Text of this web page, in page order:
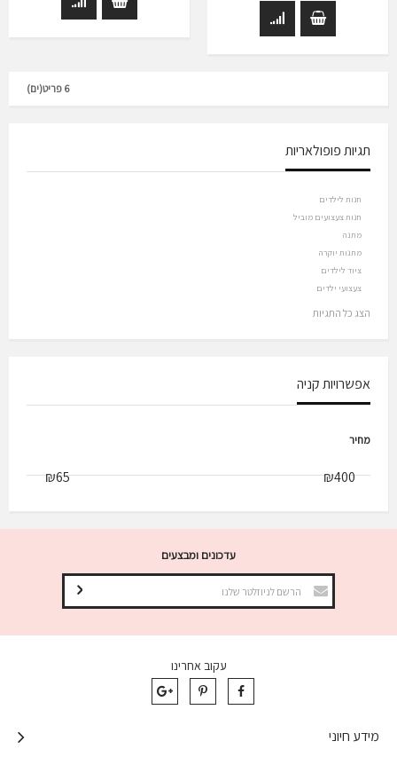
6 פריט(ים)
תגיות פופולאריות
חנות לילדים
חנות צעצועים מוביל
מתנה
מתנות יוקרה
ציוד לילדים
צעצועי ילדים
הצג כל התגיות
אפשרויות קניה
מחיר
עדכונים ומבצעים
עקוב אחרינו
מידע חיוני